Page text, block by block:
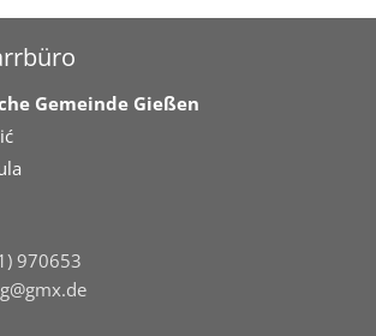
Gemeinde Gießen
970653